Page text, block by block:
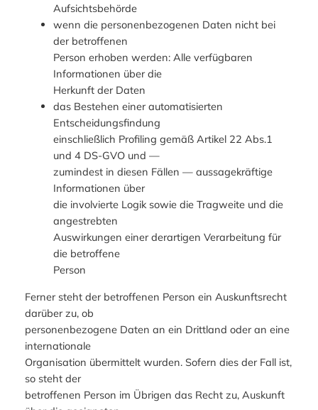
Aufsichtsbehörde
wenn die personenbezogenen Daten nicht bei
der betroffenen
Person erhoben werden: Alle verfügbaren
Informationen über die
Herkunft der Daten
das Bestehen einer automatisierten
Entscheidungsfindung
einschließlich Profiling gemäß Artikel 22 Abs.1
und 4 DS-GVO und —
zumindest in diesen Fällen — aussagekräftige
Informationen über
die involvierte Logik sowie die Tragweite und die
angestrebten
Auswirkungen einer derartigen Verarbeitung für
die betroffene
Person
Ferner steht der betroffenen Person ein Auskunftsrecht
darüber zu, ob
personenbezogene Daten an ein Drittland oder an eine
internationale
Organisation übermittelt wurden. Sofern dies der Fall ist,
so steht der
betroffenen Person im Übrigen das Recht zu, Auskunft